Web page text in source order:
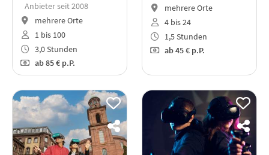
Anbieter seit 2008
mehrere Orte
1 bis 100
3,0 Stunden
ab85 € p.P.
mehrere Orte
4 bis 24
1,5 Stunden
ab45 € p.P.